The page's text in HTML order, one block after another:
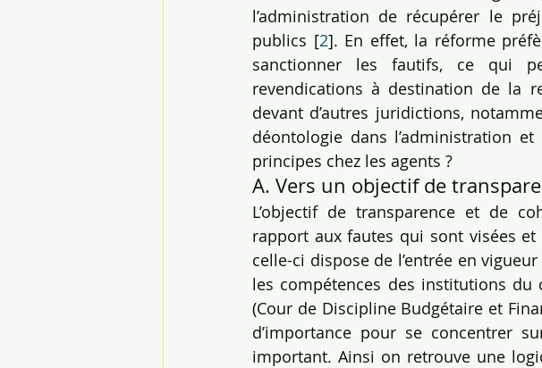
l’administration de récupérer le
publics [2]. En effet, la réforme
sanctionner les fautifs, ce qui
revendications à destination de la
devant d’autres juridictions,
déontologie dans l’administration
principes chez les agents ?
A. Vers un objectif de
L’objectif de transparence et de
rapport aux fautes qui sont visées
celle-ci dispose de l’entrée en
les compétences des institutions
(Cour de Discipline Budgétaire et
d’importance pour se concentrer
important. Ainsi on retrouve une